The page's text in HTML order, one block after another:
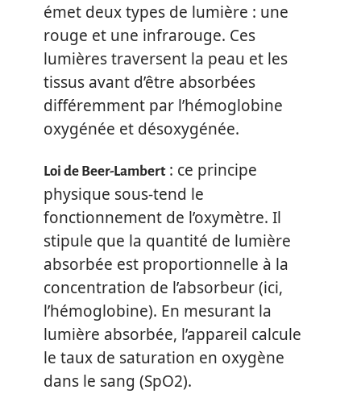
émet deux types de lumière : une
rouge et une infrarouge. Ces
lumières traversent la peau et les
tissus avant d’être absorbées
différemment par l’hémoglobine
oxygénée et désoxygénée.
Loi de Beer-Lambert: ce principe
physique sous-tend le
fonctionnement de l’oxymètre. Il
stipule que la quantité de lumière
absorbée est proportionnelle à la
concentration de l’absorbeur (ici,
l’hémoglobine). En mesurant la
lumière absorbée, l’appareil calcule
le taux de saturation en oxygène
dans le sang (SpO2).